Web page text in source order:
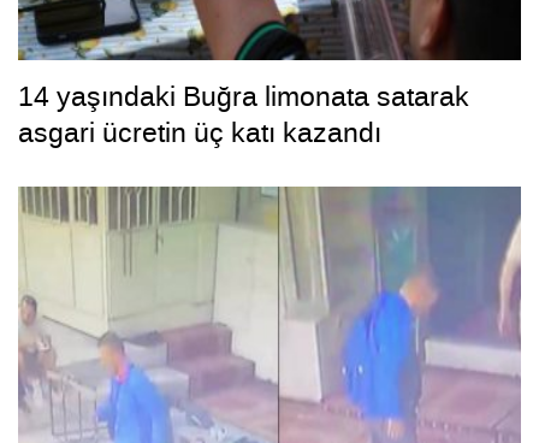
14 yaşındaki Buğra limonata satarak
asgari ücretin üç katı kazandı